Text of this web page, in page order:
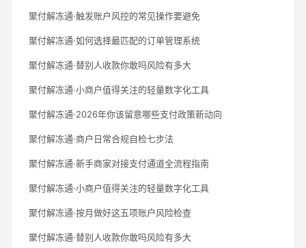
聚付解冻通·触发账户风控的常见操作要避免
聚付解冻通·如何选择最匹配的订单管理系统
聚付解冻通·替别人收款你敢吗风险有多大
聚付解冻通·小商户值得关注的轻量数字化工具
聚付解冻通·2026年你该留意哪些支付政策新动向
聚付解冻通·商户日常合规自检七步法
聚付解冻通·新手商家对接支付通道全流程指南
聚付解冻通·小商户值得关注的轻量数字化工具
聚付解冻通·按月做好这五项账户风险检查
聚付解冻通·替别人收款你敢吗风险有多大